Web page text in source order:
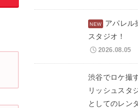
アパレル
スタジオ！
2026.08.05
渋谷でロケ撮
リッシュスタ
としてのレン